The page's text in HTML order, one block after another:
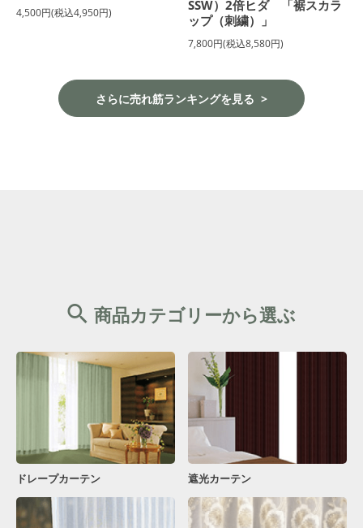
4,500円(税込4,950円)
SSW）2倍ヒダ 「裾スカラ
ップ（刺繍）」
7,800円(税込8,580円)
さらに売れ筋ランキングを見る
商品カテゴリーから選ぶ
ドレープカーテン 遮光カーテン